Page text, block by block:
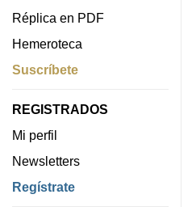
Réplica en PDF
Hemeroteca
Suscríbete
REGISTRADOS
Mi perfil
Newsletters
Regístrate